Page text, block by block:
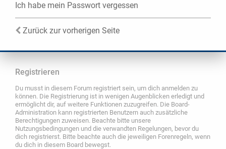
Ich habe mein Passwort vergessen
Zurück zur vorherigen Seite
Registrieren
Du musst in diesem Forum registriert sein, um dich anmelden zu
können. Die Registrierung ist in wenigen Augenblicken erledigt und
ermöglicht dir, auf weitere Funktionen zuzugreifen. Die Board-
Administration kann registrierten Benutzern auch zusätzliche
Berechtigungen zuweisen. Beachte bitte unsere
Nutzungsbedingungen und die verwandten Regelungen, bevor du
dich registrierst. Bitte beachte auch die jeweiligen Forenregeln, wenn
du dich in diesem Board bewegst.